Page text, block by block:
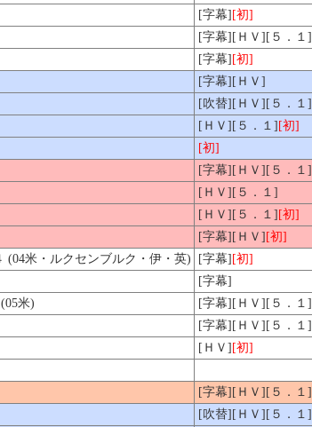
[字幕][初]
[字幕][ＨＶ][５．１]
[字幕][初]
[字幕][ＨＶ]
[吹替][ＨＶ][５．１]
[ＨＶ][５．１][初]
[初]
[字幕][ＨＶ][５．１]
[ＨＶ][５．１]
[ＨＶ][５．１][初]
[字幕][ＨＶ][初]
(04米・ルクセンブルク・伊・英) [字幕][初]
[字幕]
米)
[字幕][ＨＶ][５．１]
[字幕][ＨＶ][５．１]
[ＨＶ][初]
[字幕][ＨＶ][５．１]
[吹替][ＨＶ][５．１]